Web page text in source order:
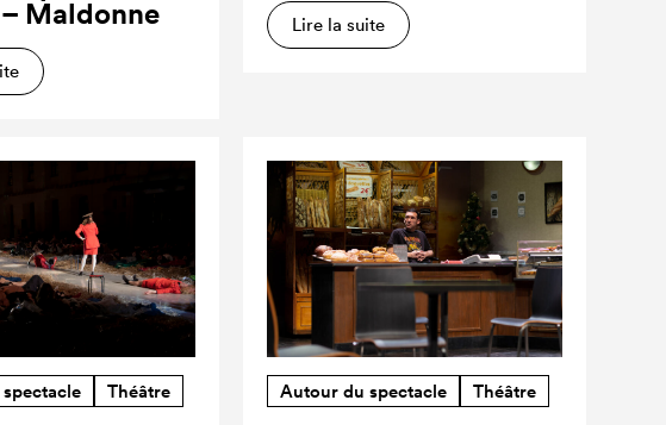
Maldonne
Lire la suite
Théâtre Autour du spectacle Théâtre